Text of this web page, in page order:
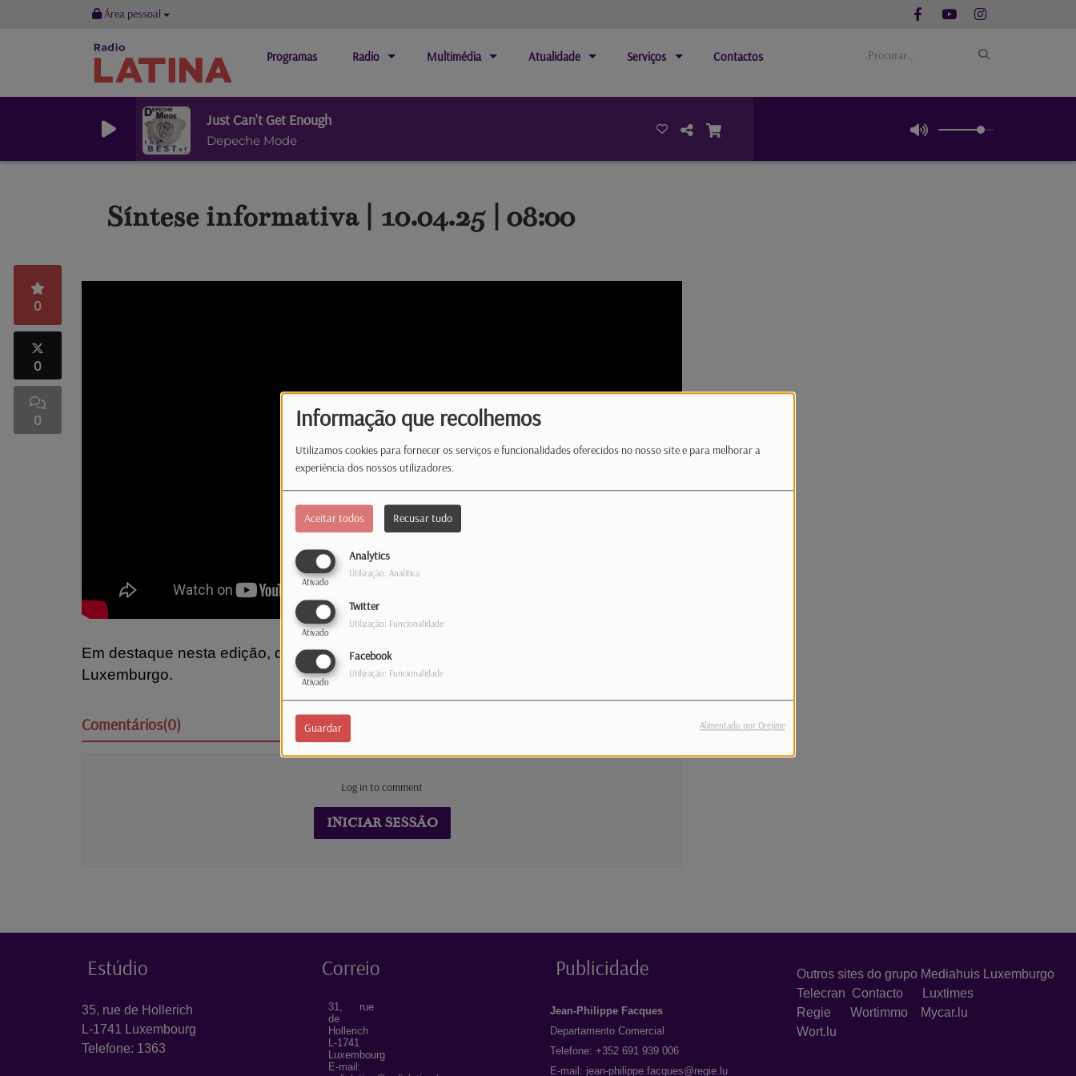
Informação que recolhemos
Utilizamos cookies para fornecer os serviços e funcionalidades oferecidos no nosso site e para melhorar a
experiência dos nossos utilizadores.
Aceitar todos Recusar tudo
Analytics
Ativado
Utilização: Analítica
Twitter
Ativado
Utilização: Funcionalidade
Facebook
Ativado
Utilização: Funcionalidade
Guardar Alimentado por Orejime
Área pessoal
Programas Radio Multimédia Atualidade Serviços Contactos
Just Can't Get Enough
Depeche Mode
Síntese informativa | 10.04.25 | 08:00
0
0
0
Em destaque nesta edição, dois pacientes de Gaza foram transferidos para o
Luxemburgo.
Comentários(0)
Log in to comment
INICIAR SESSÃO
Estúdio
35, rue de Hollerich
L-1741 Luxembourg
Telefone: 1363
Correio
31, rue
de
Hollerich
L-1741
Luxembourg
E-mail:
Publicidade
Jean-Philippe Facques
Departamento Comercial
Telefone: +352 691 939 006
E-mail: jean-philippe.facques@regie.lu
Outros sites do grupo Mediahuis Luxemburgo
Telecran Contacto
Luxtimes
Regie Wortimmo
Mycar.lu
Wort.lu